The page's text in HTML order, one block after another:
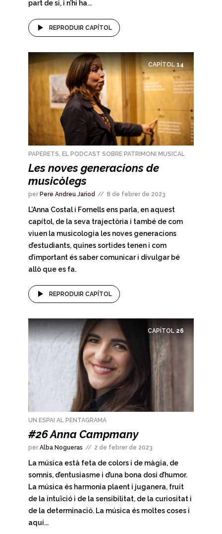
part de si, i n’hi ha...
REPRODUIR CAPÍTOL
CAPÍTOL 14
PAPERETS, EL PODCAST SOBRE PATRIMONI MUSICAL
Les noves generacions de
musicòlegs
per Pere Andreu Jariod 8 de febrer de 2023
L’Anna Costal i Fornells ens parla, en aquest
capítol, de la seva trajectòria i també de com
viuen la musicologia les noves generacions
d’estudiants, quines sortides tenen i com
d’important és saber comunicar i divulgar bé
allò que es fa.
REPRODUIR CAPÍTOL
CAPÍTOL 26
UN ESPAI AL PENTAGRAMA
#26 Anna Campmany
perAlba Nogueras 2 de febrer de 2023
La música està feta de colors i de màgia, de
somnis, d’entusiasme i d’una bona dosi d’humor.
La música és harmonia plaent i juganera, fruit
de la intuïció i de la sensibilitat, de la curiositat i
de la determinació. La música és moltes coses i
aquí...